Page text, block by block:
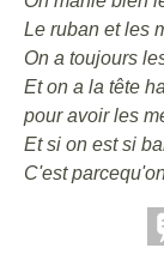
Le ruban et les
On a toujours
Et on a la tête
pour avoir les
Et si on est si
C'est